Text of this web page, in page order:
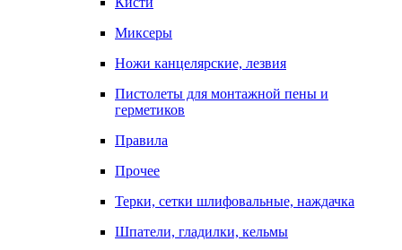
Миксеры
Ножи канцелярские, лезвия
Пистолеты для монтажной пены и
герметиков
Правила
Прочее
Терки, сетки шлифовальные, наждачка
Шпатели, гладилки, кельмы